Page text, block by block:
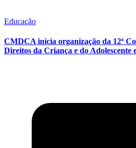
Educação
CMDCA inicia organização da 12ª
Direitos da Criança e do Adolescente